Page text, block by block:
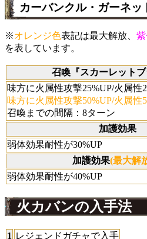
カーバンクル・ガーネッ
※オレンジ色表記は最大解放、
を表しています。
召喚『スカーレットブ
味方に火属性攻撃25%UP/火属性
味方に火属性攻撃50%UP/火属性
召喚までの間隔：8ターン
加護効果
弱体効果耐性が30%UP
加護効果(最大解
弱体効果耐性が40%UP
火カバンの入手法
1 レジェンドガチャで入手